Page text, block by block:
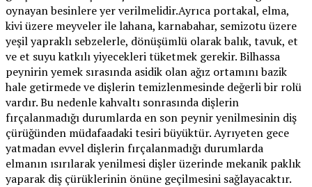
oynayan besinlere yer verilmelidir.Ayrıca portakal, elma,
kivi üzere meyveler ile lahana, karnabahar, semizotu üzere
yeşil yapraklı sebzelerle, dönüşümlü olarak balık, tavuk, et
ve et suyu katkılı yiyecekleri tüketmek gerekir. Bilhassa
peynirin yemek sırasında asidik olan ağız ortamını bazik
hale getirmede ve dişlerin temizlenmesinde değerli bir rolü
vardır. Bu nedenle kahvaltı sonrasında dişlerin
fırçalanmadığı durumlarda en son peynir yenilmesinin diş
çürüğünden müdafaadaki tesiri büyüktür. Ayrıyeten gece
yatmadan evvel dişlerin fırçalanmadığı durumlarda
elmanın ısırılarak yenilmesi dişler üzerinde mekanik paklık
yaparak diş çürüklerinin önüne geçilmesini sağlayacaktır.